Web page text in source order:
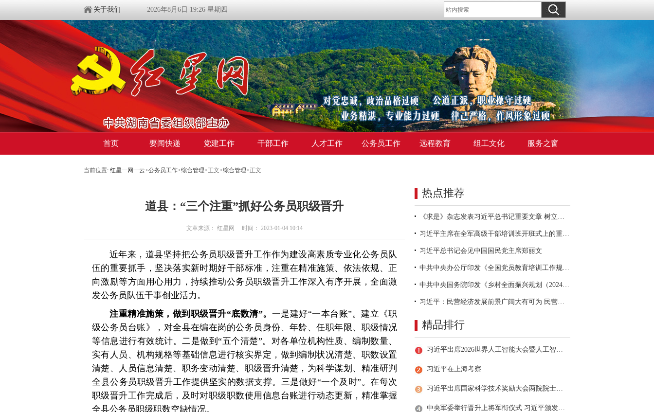
关于我们 2026年8月6日 19:26 星期四
首页 要闻快递 党建工作 干部工作 人才工作 公务员工作 远程教育 组工文化 服务之窗
当前位置: 红星一网一云>公务员工作>综合管理>正文>综合管理>正文
道县：“三个注重”抓好公务员职级晋升
文章来源： 红星网 时间： 2023-01-04 10:14
近年来，道县坚持把公务员职级晋升工作作为建设高素质专业化公务员队
伍的重要抓手，坚决落实新时期好干部标准，注重在精准施策、依法依规、正
向激励等方面用心用力，持续推动公务员职级晋升工作深入有序开展，全面激
发公务员队伍干事创业活力。
注重精准施策，做到职级晋升“底数清”。 一是建好“一本台账”。建立《职
级公务员台账》，对全县在编在岗的公务员身份、年龄、任职年限、职级情况
等信息进行有效统计。二是做到“五个清楚”。对各单位机构性质、编制数量、
实有人员、机构规格等基础信息进行核实界定，做到编制状况清楚、职数设置
清楚、人员信息清楚、职务变动清楚、职级晋升清楚，为科学谋划、精准研判
全县公务员职级晋升工作提供坚实的数据支撑。三是做好“一个及时”。在每次
职级晋升工作完成后，及时对职级职数使用信息台账进行动态更新，精准掌握
全县公务员职级职数空缺情况。
热点推荐
《求是》杂志发表习近平总书记重要文章 树立和践行正确政绩观
习近平主席在全军高级干部培训班开班式上的重要讲话引领全军开展思想整风、深化政治整训
习近平总书记会见中国国民党主席郑丽文
中共中央办公厅印发《全国党员教育培训工作规划（2024－2028年）》
中共中央国务院印发《乡村全面振兴规划（2024—2027年）》
习近平：民营经济发展前景广阔大有可为 民营企业和民营企业家大显身手正当其时
精品排行
习近平出席2026世界人工智能大会暨人工智能全球治理高级别会议开幕式并发表主旨讲话
习近平在上海考察
习近平出席国家科学技术奖励大会两院院士大会中国科协第十一次全国代表大会并发表重要讲话
中央军委举行晋升上将军衔仪式 习近平颁发命令状并向晋衔的军官表示祝贺